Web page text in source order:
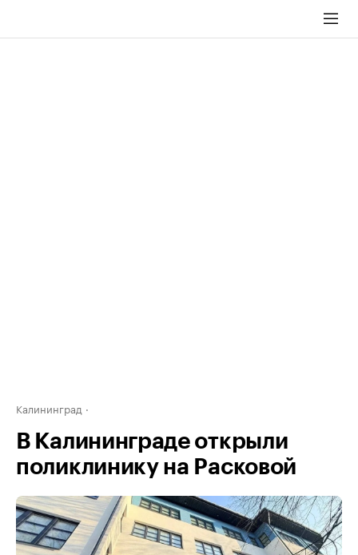
Калининград
В Калининграде открыли
поликлинику на Расковой